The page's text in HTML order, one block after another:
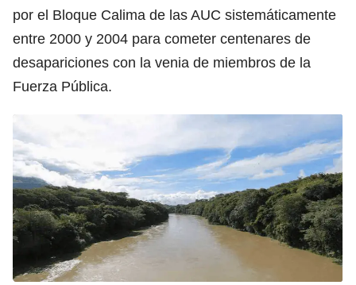
por el Bloque Calima de las AUC sistemáticamente
entre 2000 y 2004 para cometer centenares de
desapariciones con la venia de miembros de la
Fuerza Pública.